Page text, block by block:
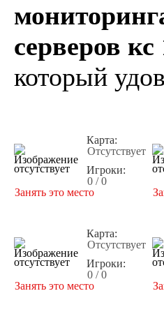
серверов кс
который
Карта:
Отсутствует
Игроки:
0 / 0
Занять это место
Карта:
Отсутствует
Игроки:
0 / 0
Занять это место